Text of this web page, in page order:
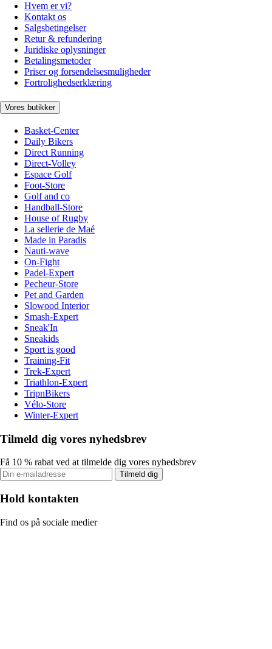
Hvem er vi?
Kontakt os
Salgsbetingelser
Retur & refundering
Juridiske oplysninger
Betalingsmetoder
Priser og forsendelsesmuligheder
Fortrolighedserklæring
Vores butikker
Basket-Center
Daily Bikers
Direct Running
Direct-Volley
Espace Golf
Foot-Store
Golf and co
Handball-Store
House of Rugby
La sellerie de Maé
Made in Paradis
Nauti-wave
On-Fight
Padel-Expert
Pecheur-Store
Pet and Garden
Slowood Interior
Smash-Expert
Sneak'In
Sneakids
Sport is good
Training-Fit
Trek-Expert
Triathlon-Expert
TripnBikers
Vélo-Store
Winter-Expert
Tilmeld dig vores nyhedsbrev
Få 10 % rabat ved at tilmelde dig vores nyhedsbrev
Tilmeld dig
Hold kontakten
Find os på sociale medier